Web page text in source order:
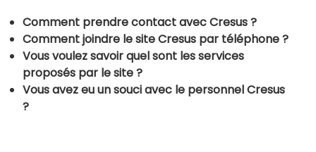
Comment prendre contact avecCresus ?
Comment joindre le siteCresus par téléphone ?
Vous voulez savoir quel sont les services
proposés par le site ?
Vous avez eu un souci avec le personnelCresus
?